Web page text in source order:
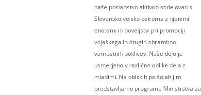
naše poslanstvo aktivno sodelovati s
Slovensko vojsko oziroma z njenimi
enotami in poveljstvi pri promociji
vojaškega in drugih obrambno
varnostnih poklicev. Naše delo je
usmerjeno v različne oblike dela z
mladimi. Na obiskih po šolah jim
predstavljamo programe Ministrstva za